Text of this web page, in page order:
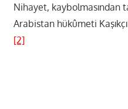
Nihayet, kaybolmasından
Arabistan hükûmeti
[2]